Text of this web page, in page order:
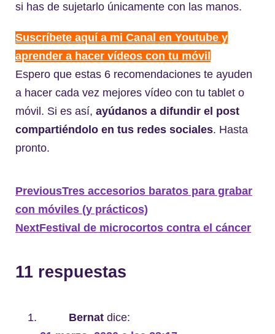
si has de sujetarlo únicamente con las manos.
Suscríbete aquí a mi Canal en Youtube y
aprender a hacer vídeos con tu móvil
Espero que estas 6 recomendaciones te ayuden
a hacer cada vez mejores vídeo con tu tablet o
móvil. Si es así, ayúdanos a difundir el post
compartiéndolo en tus redes sociales. Hasta
pronto.
PreviousTres accesorios baratos para grabar
con móviles (y prácticos)
NextFestival de microcortos contra el cáncer
11 respuestas
Bernat dice: